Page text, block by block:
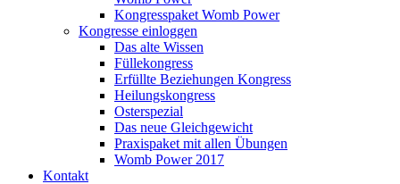
Kongresspaket Womb Power
Kongresse einloggen
Das alte Wissen
Füllekongress
Erfüllte Beziehungen Kongress
Heilungskongress
Osterspezial
Das neue Gleichgewicht
Praxispaket mit allen Übungen
Womb Power 2017
Kontakt